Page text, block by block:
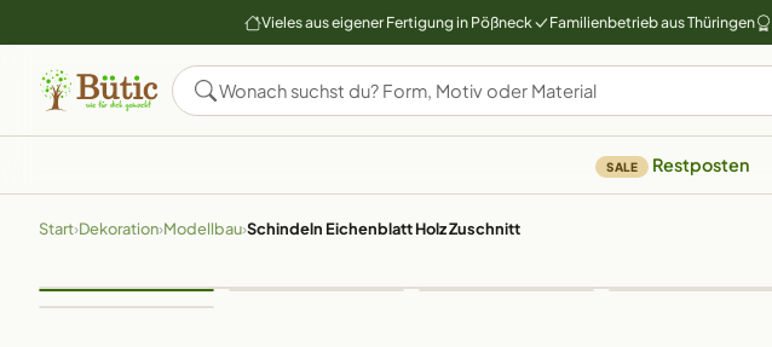
Vieles aus eigener Fertigung in Pößneck Familienbetrieb aus Thüringen
SALE Restposten
Start›Dekoration›Modellbau›Schindeln Eichenblatt Holz Zuschnitt